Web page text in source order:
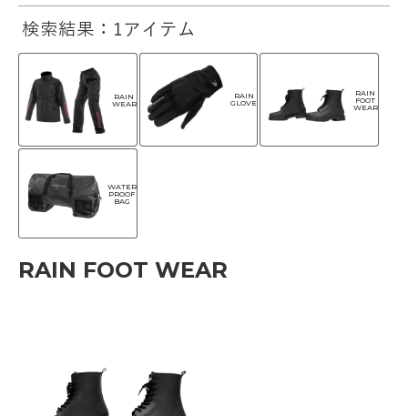
検索結果：1アイテム
RAIN
WEAR
RAIN
GLOVE
RAIN
FOOT
WEAR
WATER
PROOF
BAG
RAIN FOOT WEAR